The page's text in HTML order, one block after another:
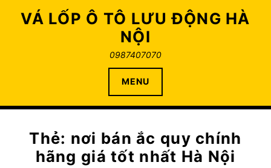
VÁ LỐP Ô TÔ LƯU ĐỘNG HÀ
NỘI
0987407070
MENU
Thẻ: nơi bán ắc quy chính
hãng giá tốt nhất Hà Nội